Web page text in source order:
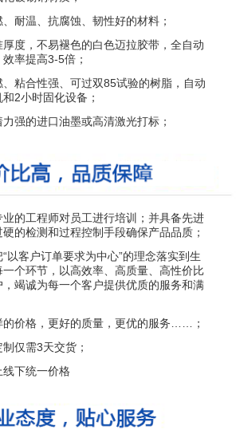
耐温、抗腐蚀、韧性好的材料；
度，不易褪色的白色迈拉胶带，全自动
率提高3-5倍；
粘合性强、可过双85试验的树脂，自动
2小时固化设备；
强的进口油墨或高清激光打标；
的工程师对员工进行培训；并具备先进
的检测和过程控制手段确保产品品质；
以客户订单要求为中心”的理念落实到生
个环节，以高效率、高质量、高性价比
，竭诚为每一个客户提供优质的服务和满
的价格，更好的质量，更优的服务……；
仅需3天交货；
下统一价格